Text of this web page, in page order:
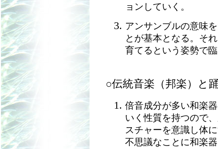
ョンしていく。
アンサンブルの意味
とが基本となる。そ
育てるという姿勢で
○伝統音楽（邦楽）と
倍音成分が多い和楽
いく性質を持つので
スチャーを意識し体
不思議なことに和楽